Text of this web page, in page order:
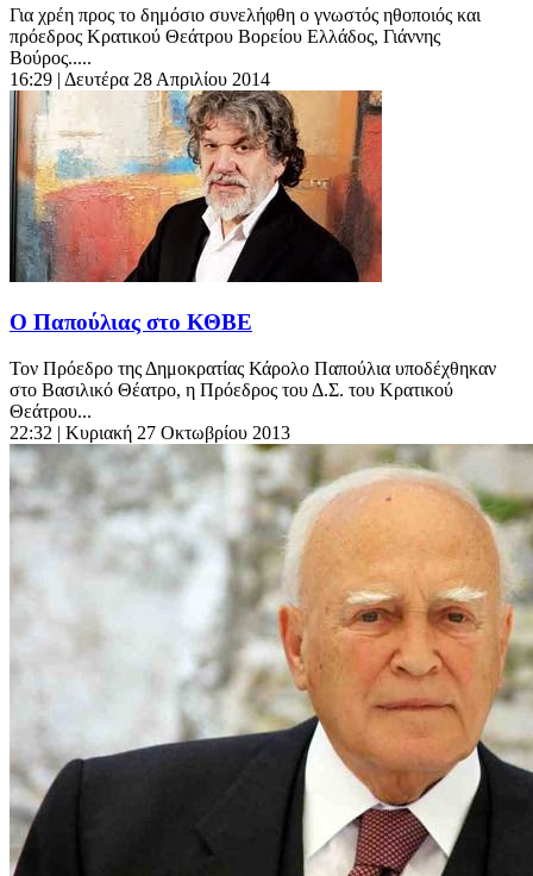
Για χρέη προς το δημόσιο συνελήφθη ο γνωστός ηθοποιός και
πρόεδρος Κρατικού Θεάτρου Βορείου Ελλάδος, Γιάννης
Βούρος.....
16:29 | Δευτέρα 28 Απριλίου 2014
Ο Παπούλιας στο ΚΘΒΕ
Τον Πρόεδρο της Δημοκρατίας Κάρολο Παπούλια υποδέχθηκαν
στο Βασιλικό Θέατρο, η Πρόεδρος του Δ.Σ. του Κρατικού
Θεάτρου...
22:32 | Κυριακή 27 Οκτωβρίου 2013